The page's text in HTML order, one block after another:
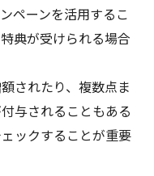
ペーンを活用するこ
典が受けられる場合
されたり、複数点ま
与されることもある
ックすることが重要